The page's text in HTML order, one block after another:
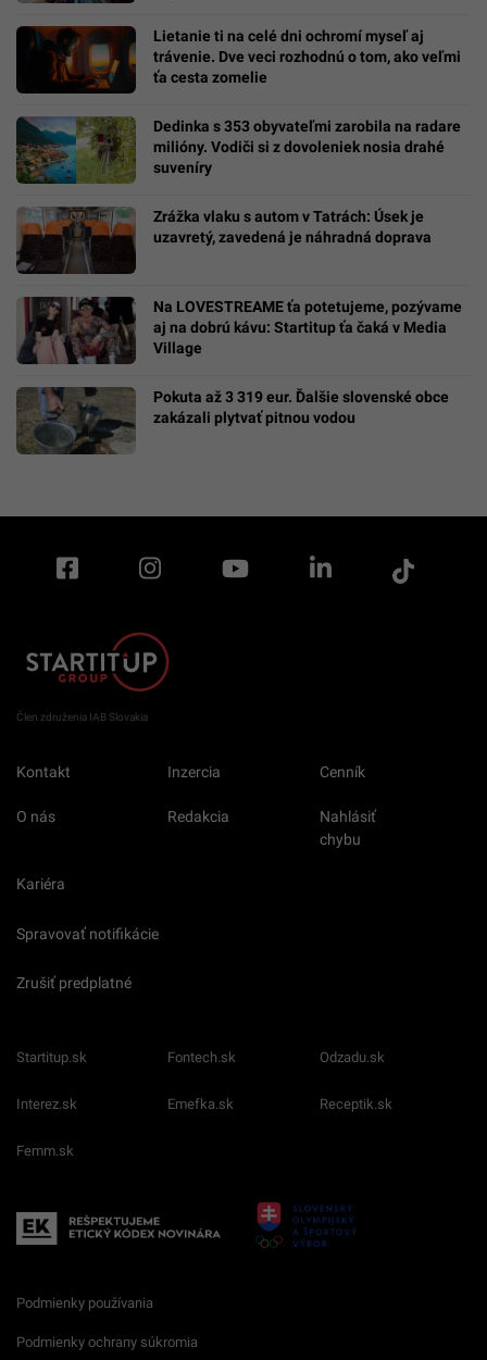
Lietanie ti na celé dni ochromí myseľ aj
trávenie. Dve veci rozhodnú o tom, ako veľmi
ťa cesta zomelie
Dedinka s 353 obyvateľmi zarobila na radare
milióny. Vodiči si z dovoleniek nosia drahé
suveníry
Zrážka vlaku s autom v Tatrách: Úsek je
uzavretý, zavedená je náhradná doprava
Na LOVESTREAME ťa potetujeme, pozývame
aj na dobrú kávu: Startitup ťa čaká v Media
Village
Pokuta až 3 319 eur. Ďalšie slovenské obce
zakázali plytvať pitnou vodou
Člen združenia IAB Slovakia
Kontakt Inzercia Cenník
O nás Redakcia
Nahlásiť
chybu
Kariéra
Spravovať notifikácie
Zrušiť predplatné
Startitup.sk Fontech.sk Odzadu.sk
Interez.sk Emefka.sk Receptik.sk
Femm.sk
Podmienky používania
Podmienky ochrany súkromia